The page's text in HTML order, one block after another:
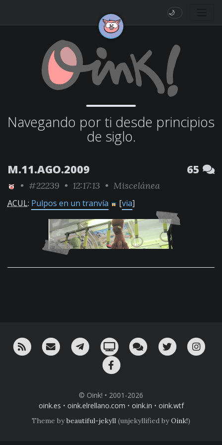
🌙
Navegando por ti desde principios
de siglo.
M.11.AGO.2009 65
• #22239 • 12:17:13 • Miscelánea
ACUL: Pulpos en un tranvía [via]
RSS ¡Mándame un email!¡Nuestro canal en Telegram!
Oink! TV Charla con nosotros
Twitter
© Oink! • 2001-2026
oink.es • oink.elrellano.com • oink.in • oink.wtf
Theme bybeautiful-jekyll (unjekyllified byOink!)